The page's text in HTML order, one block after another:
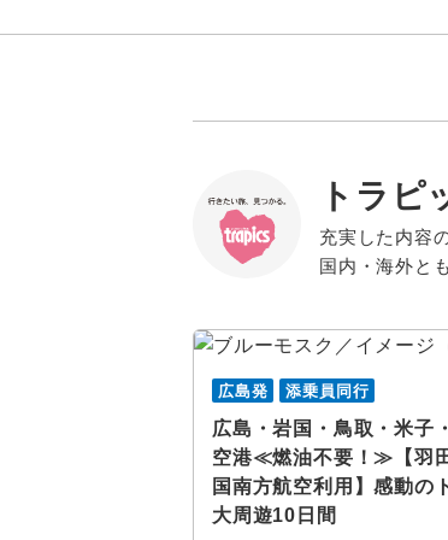
トラピ
充実した内容
国内・海外と
広島発 添乗員同行
広島・岩国・鳥取・米子
空港≪燃油不要！≫【羽
国南方航空利用】感動の
大周遊10日間